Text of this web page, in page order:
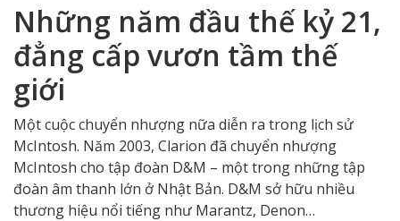
Những năm đầu thế kỷ 21,
đẳng cấp vươn tầm thế
giới
Một cuộc chuyển nhượng nữa diễn ra trong lịch sử
McIntosh. Năm 2003, Clarion đã chuyển nhượng
McIntosh cho tập đoàn D&M – một trong những tập
đoàn âm thanh lớn ở Nhật Bản. D&M sở hữu nhiều
thương hiệu nổi tiếng như Marantz, Denon…